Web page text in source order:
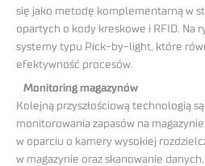
się jako metodę komplementarną w
opartych o kody kreskowe i RFID. Na
systemy typu Pick-by-light, które
efektywność procesów.
Monitoring magazynów
Kolejną przyszłościową technologią
monitorowania zapasów na
w oparciu o kamery wysokiej
w magazynie oraz skanowanie